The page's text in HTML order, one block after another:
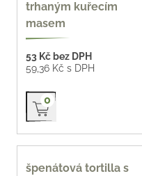
trhaným kuřecím
masem
53 Kč bez DPH
59,36 Kč s DPH
Přidat do košíku
0
135 g
špenátová tortilla s